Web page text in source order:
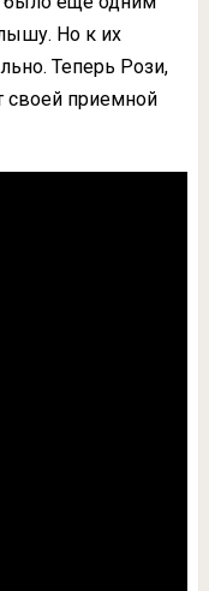
Но к их
Теперь Рози,
своей приемной